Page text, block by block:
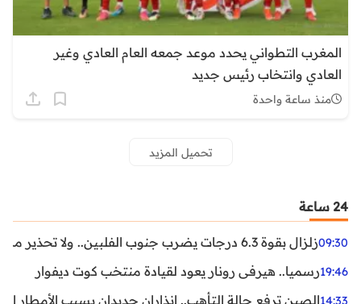
المغرب التطواني يحدد موعد جمعه العام العادي وغير
العادي وانتخاب رئيس جديد
منذ ساعة واحدة
تحميل المزيد
24 ساعة
09:30زلزال بقوة 6.3 درجات يضرب جنوب الفلبين.. ولا تحذير من تسونامي حتى الآن
19:46رسميا.. هيرفي رونار يعود لقيادة منتخب كوت ديفوار
14:33الصين ترفع حالة التأهب.. إنذاران جديدان بسبب الأمطار